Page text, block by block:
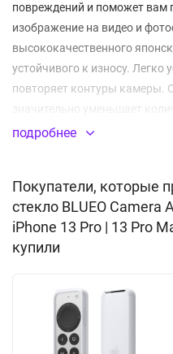
повреждений и поможет вам
изображение на видео и
высококачественного
устойчивого к износу. Легко
повторяет контуры камеры.
значительно уменьшает
других загрязнений. В
Толщина: 0.26 мм
Класс прочности: 9H
Высокая чувствительность
Закругленные края 2.5D
Алюминиевая кромка
подробнее
Покупатели, которые
стекло BLUEO
iPhone 13 Pro | 13 Pro
купили